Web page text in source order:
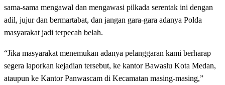
sama-sama mengawal dan mengawasi pilkada serentak ini dengan
adil, jujur dan bermartabat, dan jangan gara-gara adanya Polda
masyarakat jadi terpecah belah.
“Jika masyarakat menemukan adanya pelanggaran kami berharap
segera laporkan kejadian tersebut, ke kantor Bawaslu Kota Medan,
ataupun ke Kantor Panwascam di Kecamatan masing-masing,”